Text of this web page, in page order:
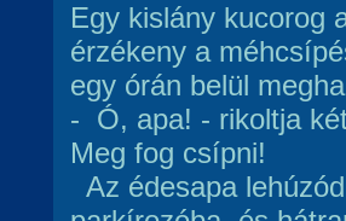
Egy kislány kucorog
érzékeny a
egy órán belül
- Ó, apa! - rikoltja
Meg fog csípni!
Az édesapa